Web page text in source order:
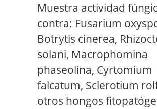
Muestra actividad
contra: Fusarium
Botrytis cinerea,
solani, Macrophomina
phaseolina, Cyrtomium
falcatum, Sclerotium
otros hongos